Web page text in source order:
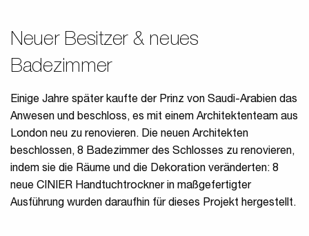
Neuer Besitzer & neues
Badezimmer
Einige Jahre später kaufte der Prinz von Saudi-Arabien das
Anwesen und beschloss, es mit einem Architektenteam aus
London neu zu renovieren. Die neuen Architekten
beschlossen, 8 Badezimmer des Schlosses zu renovieren,
indem sie die Räume und die Dekoration veränderten: 8
neue CINIER Handtuchtrockner in maßgefertigter
Ausführung wurden daraufhin für dieses Projekt hergestellt.